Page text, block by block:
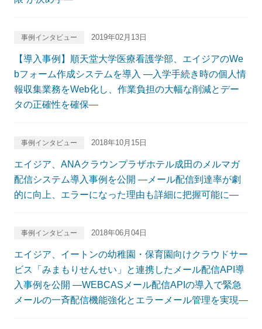
事例インタビュー 2019年02月13日
【導入事例】順天堂大学医療看護学部、エイジアのWe
bフォーム作成システムを導入 ―入学手続き時の個人情
報収集業務をWeb化し、作業負担の大幅な削減とデー
タの正確性を確保―
事例インタビュー 2018年10月15日
エイジア、ANAクラウンプラザホテル成田のメルマガ
配信システム導入事例を公開 ―メール配信到達率が劇
的に向上、エラーになった理由も詳細に把握可能に―
事例インタビュー 2018年06月04日
エイジア、イートンの幼稚園・保育園向けクラウドサー
ビス「みまもりせんせい」と連携したメール配信API導
入事例を公開 ―WEBCASメール配信APIの導入で緊急
メールの一斉配信機能強化とエラーメール管理を実現―